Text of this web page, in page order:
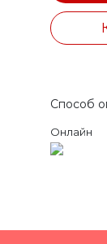
Способ
Онлайн